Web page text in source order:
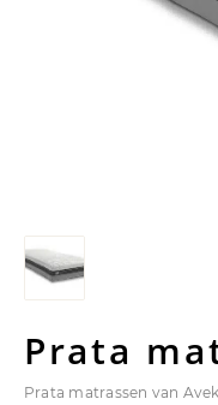
Prata
Prata matrassen van